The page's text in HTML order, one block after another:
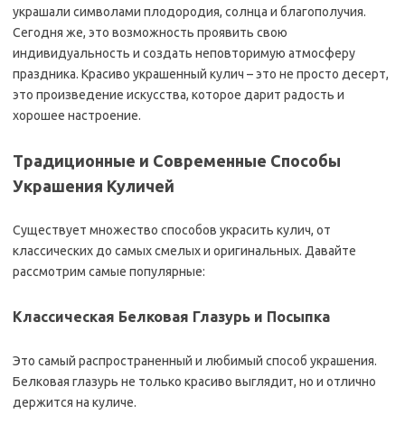
украшали символами плодородия, солнца и благополучия.
Сегодня же, это возможность проявить свою
индивидуальность и создать неповторимую атмосферу
праздника. Красиво украшенный кулич – это не просто десерт,
это произведение искусства, которое дарит радость и
хорошее настроение.
Традиционные и Современные Способы
Украшения Куличей
Существует множество способов украсить кулич, от
классических до самых смелых и оригинальных. Давайте
рассмотрим самые популярные:
Классическая Белковая Глазурь и Посыпка
Это самый распространенный и любимый способ украшения.
Белковая глазурь не только красиво выглядит, но и отлично
держится на куличе.